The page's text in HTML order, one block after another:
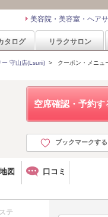
美容院・美容室・ヘア
タログ リラクサロン
ー 守山店(Lsurii) > クーポン・メニュ
空席確認・予約す
ブックマークする
地図 口コミ
テ